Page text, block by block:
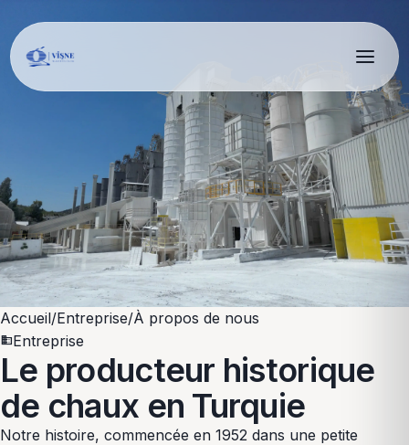
Accueil/Entreprise/À propos de nous
domainEntreprise
Le producteur historique
de chaux en Turquie
Notre histoire, commencée en 1952 dans une petite